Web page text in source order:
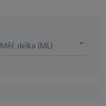
Měř. délka (ML)